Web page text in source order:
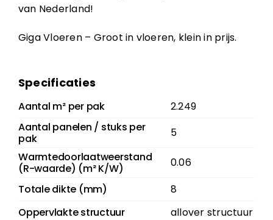
van Nederland!
Giga Vloeren – Groot in vloeren, klein in prijs.
Specificaties
Aantal m² per pak
2.249
Aantal panelen / stuks per
pak
5
Warmtedoorlaatweerstand
(R-waarde) (m² K/W)
0.06
Totale dikte (mm)
8
Oppervlakte structuur
allover structuur